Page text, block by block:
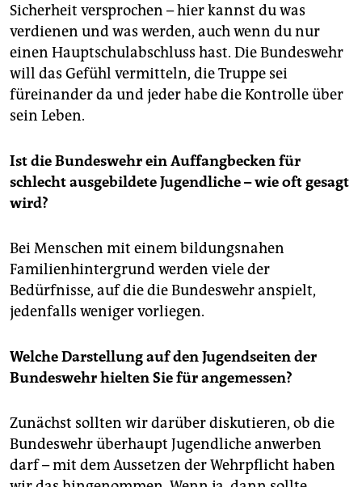
Sicherheit versprochen – hier kannst du was
verdienen und was werden, auch wenn du nur
einen Hauptschulabschluss hast. Die Bundeswehr
will das Gefühl vermitteln, die Truppe sei
füreinander da und jeder habe die Kontrolle über
sein Leben.
Ist die Bundeswehr ein Auffangbecken für
schlecht ausgebildete Jugendliche – wie oft gesagt
wird?
Bei Menschen mit einem bildungsnahen
Familienhintergrund werden viele der
Bedürfnisse, auf die die Bundeswehr anspielt,
jedenfalls weniger vorliegen.
Welche Darstellung auf den Jugendseiten der
Bundeswehr hielten Sie für angemessen?
Zunächst sollten wir darüber diskutieren, ob die
Bundeswehr überhaupt Jugendliche anwerben
darf – mit dem Aussetzen der Wehrpflicht haben